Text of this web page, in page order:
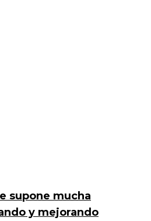
supone mucha
y mejorando